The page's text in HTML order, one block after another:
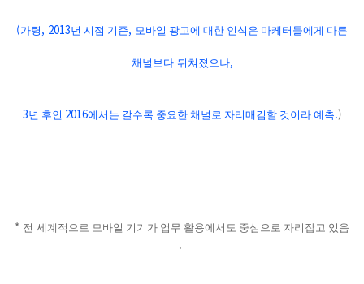
(가령 , 2013년 시점 기준, 모바일 광고에 대한 인식은 마케터들에게 다른
채널보다 뒤쳐졌으나,
3년 후인 2016에서는 갈수록 중요한 채널로 자리매김할 것이라 예측.)
* 전 세계적으로 모바일 기기가 업무 활용에서도 중심으로 자리잡고 있음
.